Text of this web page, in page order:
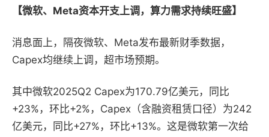
【微软、Meta资本开支上调，算力需求持续旺盛】
消息面上，隔夜微软、Meta发布最新财季数据，
Capex均继续上调，超市场预期。
其中微软2025Q2 Capex为170.79亿美元，同比
+23%，环比+2%，Capex（含融资租赁口径）为242
亿美元，同比+27%，环比+13%。这是微软第一次给